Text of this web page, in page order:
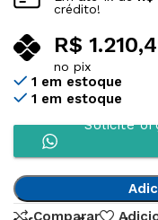
crédito!
R$
no pix
1 em estoque
1 em estoque
Solicite
Comparar